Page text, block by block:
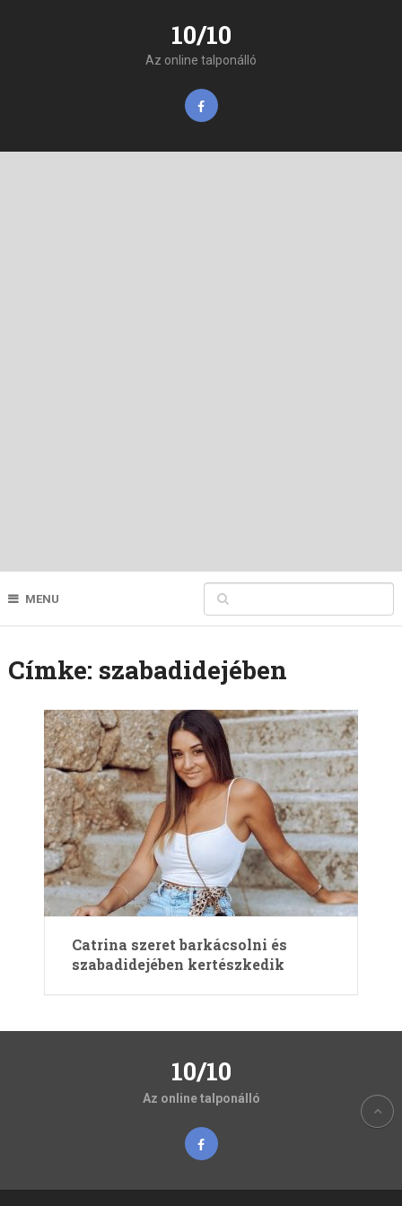
10/10
Az online talponálló
MENU
Címke: szabadidejében
Catrina szeret barkácsolni és
szabadidejében kertészkedik
10/10
Az online talponálló